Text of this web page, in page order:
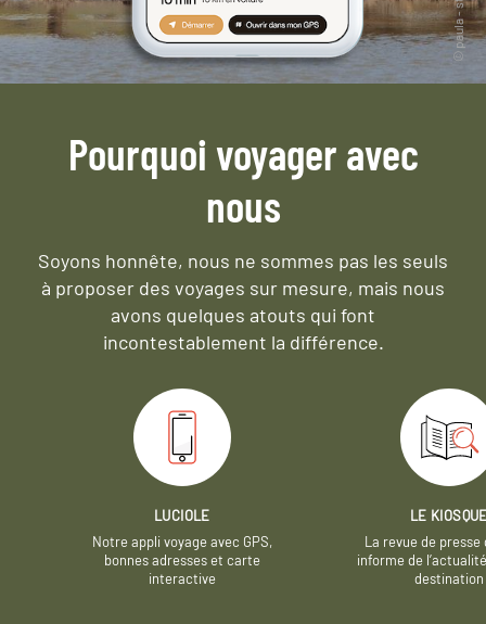
Pourquoi voyager avec
nous
Soyons honnête, nous ne sommes pas les seuls
à proposer des voyages sur mesure, mais nous
avons quelques atouts qui font
incontestablement la différence.
LUCIOLE
Notre appli voyage avec GPS,
bonnes adresses et carte
interactive
LE
La revue de presse
informe de
destination